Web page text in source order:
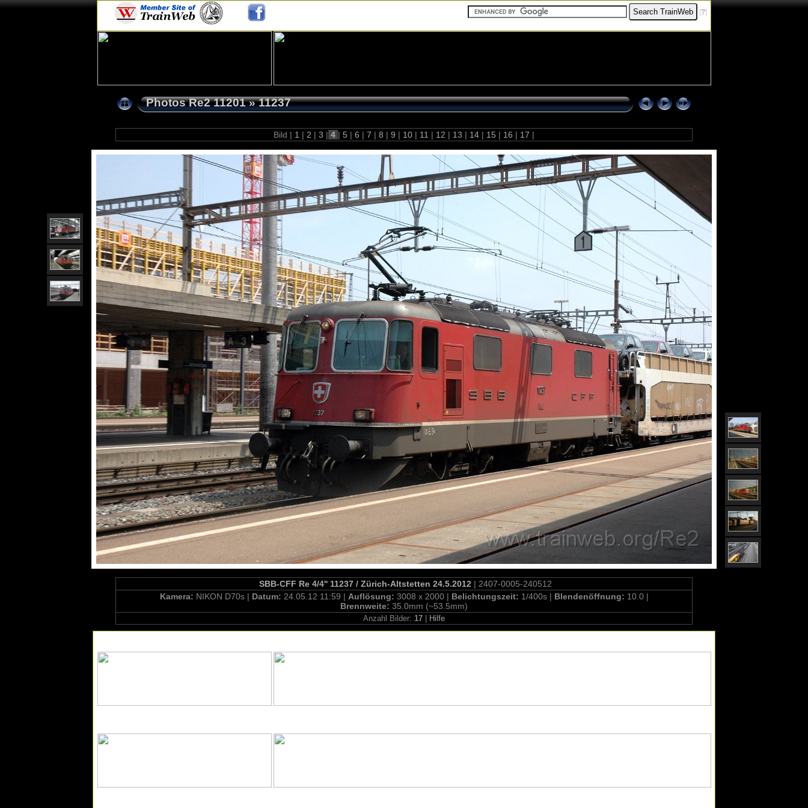
[?]
Photos Re2 11201»11237
Bild | 1 | 2 | 3 | 4 | 5 | 6 | 7 | 8 | 9 | 10 | 11 | 12 | 13 | 14 | 15 | 16 | 17 |
SBB-CFF Re 4/4'' 11237 / Zürich-Altstetten 24.5.2012 | 2407-0005-240512
Kamera: NIKON D70s | Datum: 24.05.12 11:59 | Auflösung: 3008 x 2000 | Belichtungszeit: 1/400s | Blendenöffnung: 10.0 |
Brennweite: 35.0mm (~53.5mm)
Anzahl Bilder: 17 Hilfe